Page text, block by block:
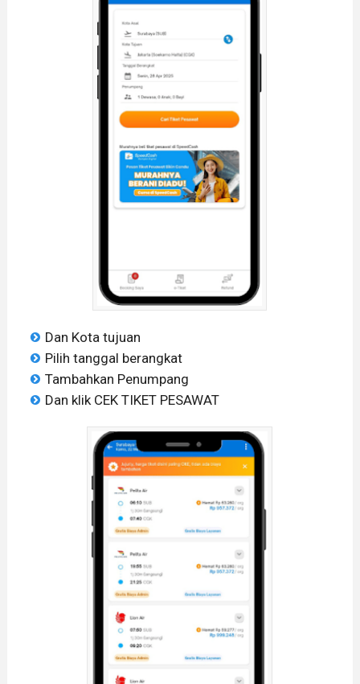
Dan Kota tujuan
Pilih tanggal berangkat
Tambahkan Penumpang
Dan klik CEK TIKET PESAWAT